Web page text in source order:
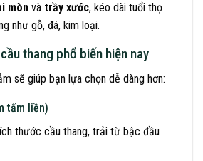
mòn và trầy xước, kéo dài tuổi thọ
như gỗ, đá, kim loại.
thang phổ biến hiện nay
sẽ giúp bạn lựa chọn dễ dàng hơn:
tấm liền)
thước cầu thang, trải từ bậc đầu